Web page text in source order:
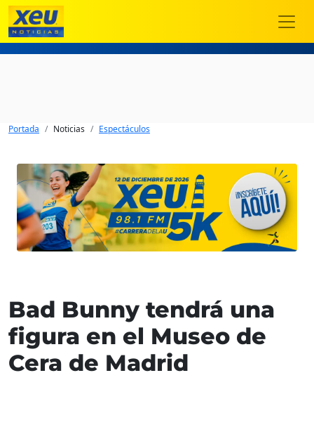
Portada Noticias Espectáculos
Bad Bunny tendrá una
figura en el Museo de
Cera de Madrid